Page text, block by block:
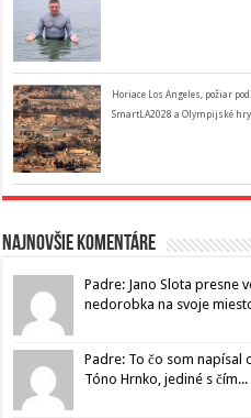
Horiace Los Angeles, požiar
SmartLA2028 a Olympijské hry
Najnovšie komentáre
Padre: Jano Slota presne
nedorobka na svoje
Padre: To čo som napísal
Tóno Hrnko, jediné s čím...